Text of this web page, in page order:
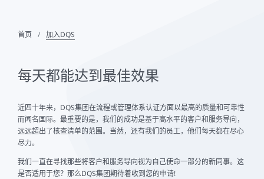
首页 加入DQS
每天都能达到最佳效果
近四十年来，DQS集团在流程或管理体系认证方面以最高的质量和可靠性
而闻名国际。最重要的是，我们的成功是基于高水平的客户和服务导向，
远远超出了核查清单的范围。当然，还有我们的员工，他们每天都在尽心
尽力。
我们一直在寻找那些将客户和服务导向视为自己使命一部分的新同事。这
是否适用于您？那么DQS集团期待着收到您的申请!